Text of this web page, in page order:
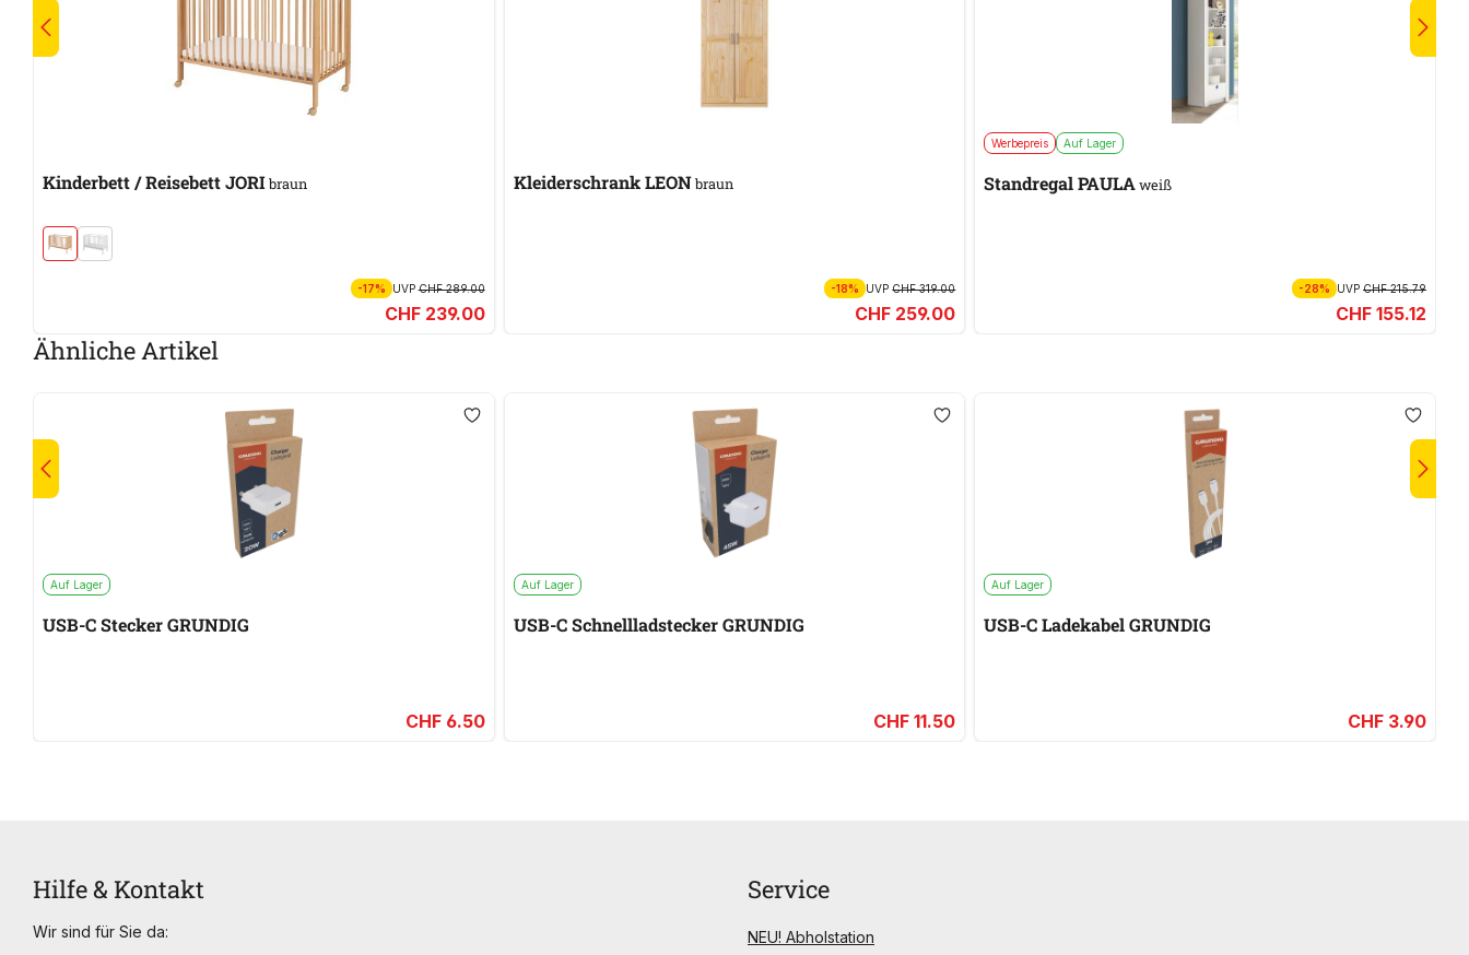
Kinderbett / Reisebett JORIbraun
-17% UVPCHF 289.00
CHF 239.00
Kleiderschrank LEONbraun
-18% UVPCHF 319.00
CHF 259.00
Werbepreis Auf Lager
Standregal PAULAweiß
-28% UVP CHF 215.79
CHF 155.12
Ähnliche Artikel
Auf Lager
USB-C Stecker GRUNDIG
CHF 6.50
Auf Lager
USB-C Schnellladstecker GRUNDIG
CHF 11.50
Auf Lager
USB-C Ladekabel GRUNDIG
CHF 3.90
Hilfe & Kontakt
Wir sind für Sie da:
Service
NEU! Abholstation